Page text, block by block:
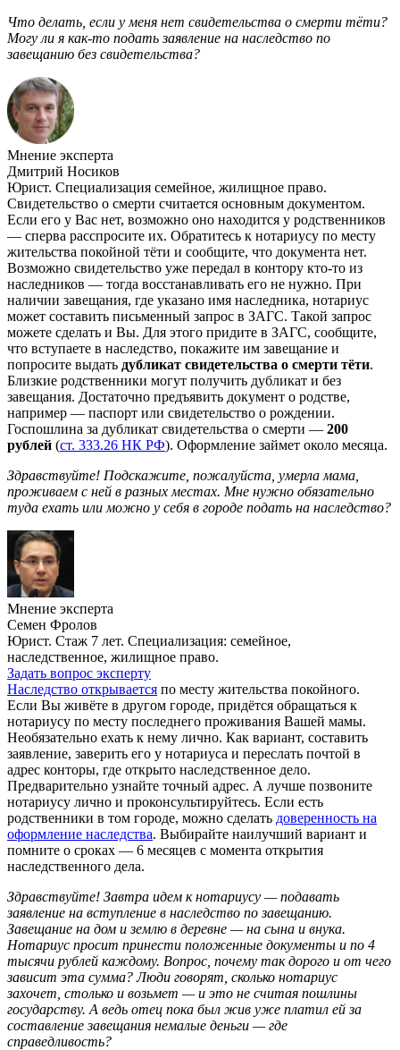
Что делать, если у меня нет свидетельства о смерти тёти?
Могу ли я как-то подать заявление на наследство по
завещанию без свидетельства?
Мнение эксперта
Дмитрий Носиков
Юрист. Специализация семейное, жилищное право.
Свидетельство о смерти считается основным документом.
Если его у Вас нет, возможно оно находится у родственников
— сперва расспросите их. Обратитесь к нотариусу по месту
жительства покойной тёти и сообщите, что документа нет.
Возможно свидетельство уже передал в контору кто-то из
наследников — тогда восстанавливать его не нужно. При
наличии завещания, где указано имя наследника, нотариус
может составить письменный запрос в ЗАГС. Такой запрос
можете сделать и Вы. Для этого придите в ЗАГС, сообщите,
что вступаете в наследство, покажите им завещание и
попросите выдать дубликат свидетельства о смерти тёти.
Близкие родственники могут получить дубликат и без
завещания. Достаточно предъявить документ о родстве,
например — паспорт или свидетельство о рождении.
Госпошлина за дубликат свидетельства о смерти — 200
рублей (ст. 333.26 НК РФ). Оформление займет около месяца.
Здравствуйте! Подскажите, пожалуйста, умерла мама,
проживаем с ней в разных местах. Мне нужно обязательно
туда ехать или можно у себя в городе подать на наследство?
Мнение эксперта
Семен Фролов
Юрист. Стаж 7 лет. Специализация: семейное,
наследственное, жилищное право.
Задать вопрос эксперту
Наследство открывается по месту жительства покойного.
Если Вы живёте в другом городе, придётся обращаться к
нотариусу по месту последнего проживания Вашей мамы.
Необязательно ехать к нему лично. Как вариант, составить
заявление, заверить его у нотариуса и переслать почтой в
адрес конторы, где открыто наследственное дело.
Предварительно узнайте точный адрес. А лучше позвоните
нотариусу лично и проконсультируйтесь. Если есть
родственники в том городе, можно сделать доверенность на
оформление наследства. Выбирайте наилучший вариант и
помните о сроках — 6 месяцев с момента открытия
наследственного дела.
Здравствуйте! Завтра идем к нотариусу — подавать
заявление на вступление в наследство по завещанию.
Завещание на дом и землю в деревне — на сына и внука.
Нотариус просит принести положенные документы и по 4
тысячи рублей каждому. Вопрос, почему так дорого и от чего
зависит эта сумма? Люди говорят, сколько нотариус
захочет, столько и возьмет — и это не считая пошлины
государству. А ведь отец пока был жив уже платил ей за
составление завещания немалые деньги — где
справедливость?